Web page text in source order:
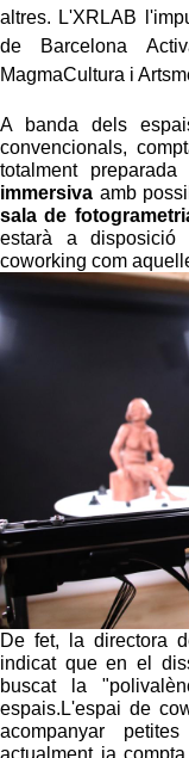
altres. L'XRLAB
de Barcelona
MagmaCultura i
A banda dels
convencionals,
totalment
immersiva amb
sala de
estarà a disposició
coworking com
De fet, la directora
indicat que en el
buscat la
espais.L'espai de
acompanyar
actualment ja